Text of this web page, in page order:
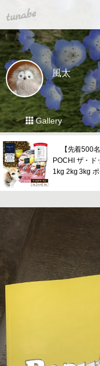
tuna.be
風太
Gallery
【先着500
POCHI ザ・ド
1kg 2kg 3kg